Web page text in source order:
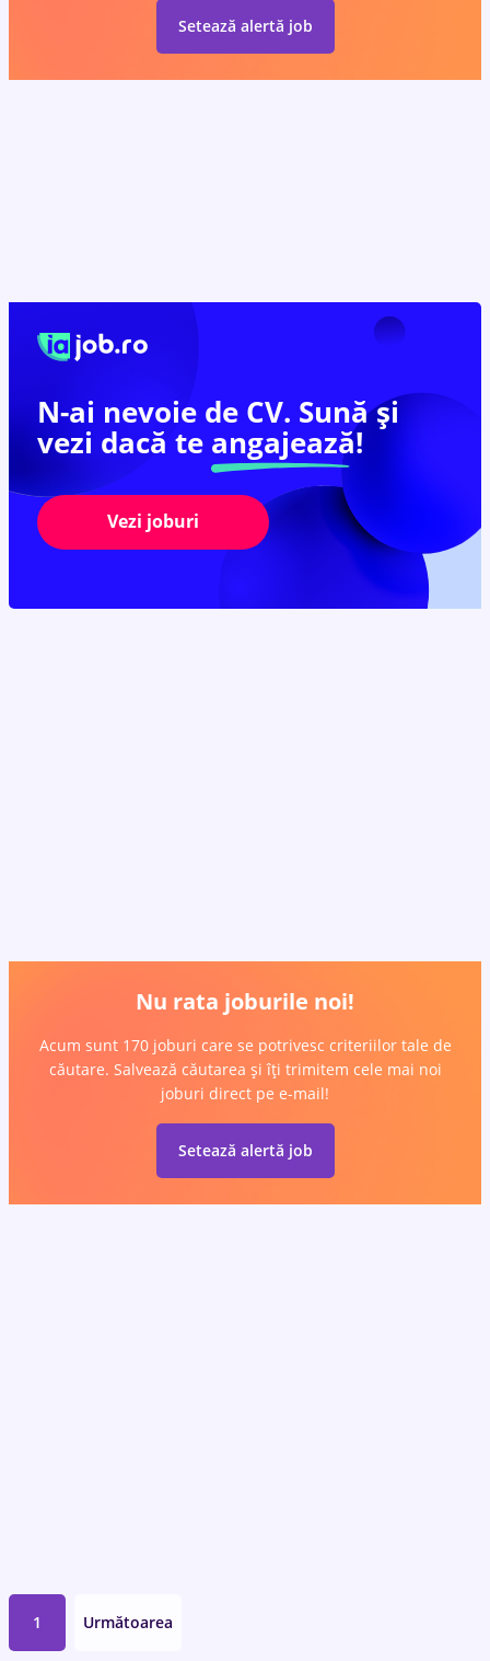
N-ai nevoie de CV. Sună și
vezi dacă te angajează!
Vezi joburi
Setează alertă job
Nu rata joburile noi!
Acum sunt 170 joburi care se potrivesc criteriilor tale de
căutare. Salvează căutarea și îți trimitem cele mai noi
joburi direct pe e-mail!
Setează alertă job
1 Următoarea